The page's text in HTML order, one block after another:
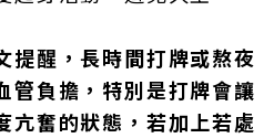
提醒，長時間打牌或熬夜
管負擔，特別是打牌會讓
亢奮的狀態，若加上若處